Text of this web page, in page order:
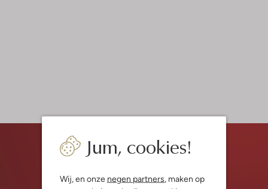
Jum, cookies!
Wij, en onze negen partners , maken op